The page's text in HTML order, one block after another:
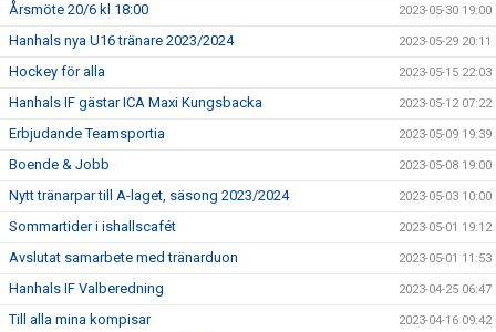
Årsmöte 20/6 kl 18:00 2023-05-30 19:00
Hanhals nya U16 tränare 2023/2024 2023-05-29 20:11
Hockey för alla 2023-05-15 22:03
Hanhals IF gästar ICA Maxi Kungsbacka 2023-05-12 07:22
Erbjudande Teamsportia 2023-05-09 19:39
Boende & Jobb 2023-05-08 19:00
Nytt tränarpar till A-laget, säsong 2023/2024 2023-05-03 10:00
Sommartider i ishallscafét 2023-05-01 19:12
Avslutat samarbete med tränarduon 2023-05-01 11:53
Hanhals IF Valberedning 2023-04-25 06:47
Till alla mina kompisar 2023-04-16 09:42